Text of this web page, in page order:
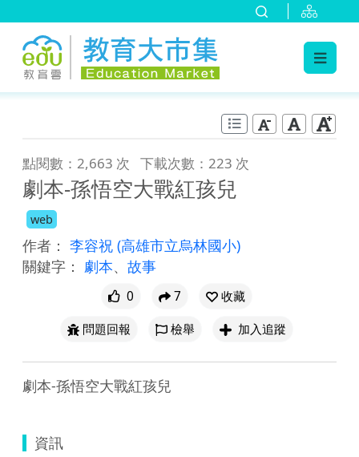
點閱數：2,663 次 下載次數：223 次
劇本-孫悟空大戰紅孩兒
web
作者： 李容祝 (高雄市立烏林國小)
關鍵字： 劇本、 故事
0 7
收藏
問題回報
檢舉 加入追蹤
劇本-孫悟空大戰紅孩兒
資訊